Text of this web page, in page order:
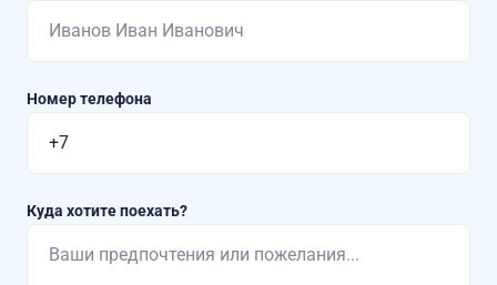
Номер телефона
Куда хотите поехать?